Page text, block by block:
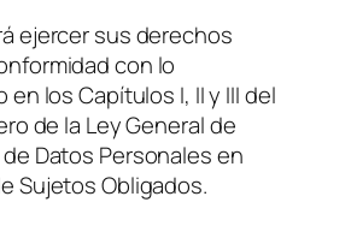
ejercer sus derechos
con lo
los Capítulos I, II y III del
de la Ley General de
Datos Personales en
Sujetos Obligados.